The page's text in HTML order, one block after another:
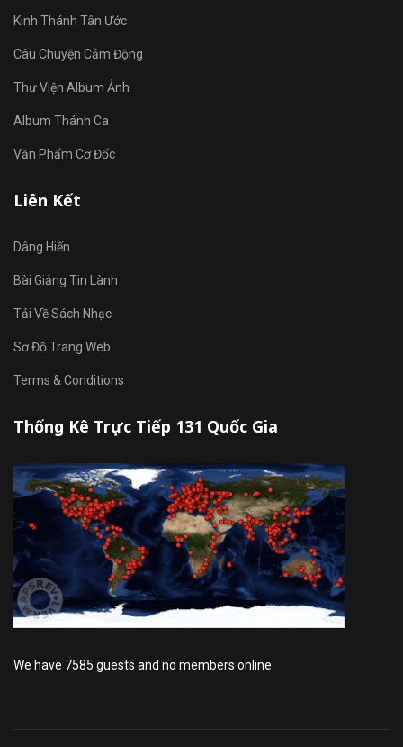
Kinh Thánh Tân Ước
Câu Chuyện Cảm Động
Thư Viện Album Ảnh
Album Thánh Ca
Văn Phẩm Cơ Đốc
Liên Kết
Dâng Hiến
Bài Giảng Tin Lành
Tải Về Sách Nhạc
Sơ Đồ Trang Web
Terms & Conditions
Thống Kê Trực Tiếp 131 Quốc Gia
We have 7585 guests and no members online